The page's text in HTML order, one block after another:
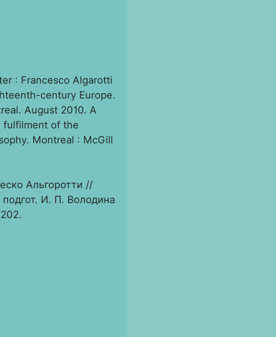
: Francesco Algarotti
century Europe.
August 2010. A
fulfilment of the
Montreal : McGill
Альгоротти //
И. П. Володина